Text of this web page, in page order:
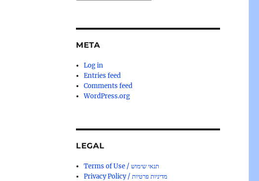
META
Log in
Entries feed
Comments feed
WordPress.org
LEGAL
Terms of Use / תנאי שימוש
Privacy Policy / מדיניות פרטיות